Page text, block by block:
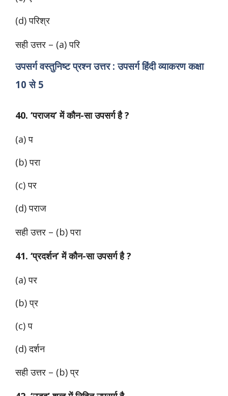
(d) परिश्र
सही उत्तर – (a) परि
उपसर्ग वस्तुनिष्ट प्रश्न उत्तर : उपसर्ग हिंदी व्याकरण कक्षा
10 से 5
40. ‘पराजय’ में कौन-सा उपसर्ग है ?
(a) प
(b) परा
(c) पर
(d) पराज
सही उत्तर – (b) परा
41. ‘प्रदर्शन’में कौन-सा उपसर्ग है ?
(a) पर
(b) प्र
(c) प
(d) दर्शन
सही उत्तर – (b) प्र